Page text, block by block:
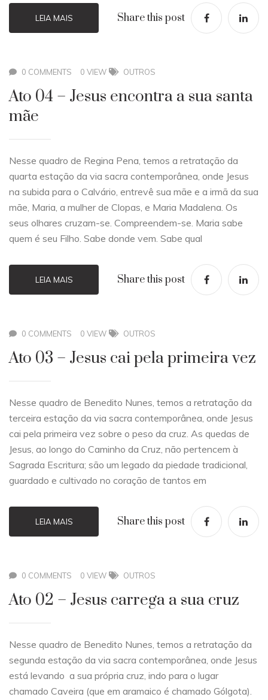
LEIA MAIS Share this post
0 COMMENTS 0 VIEW OUTROS
Ato 04 – Jesus encontra a sua santa
mãe
Nesse quadro de Regina Pena, temos a retratação da
quarta estação da via sacra contemporânea, onde Jesus
na subida para o Calvário, entrevê sua mãe e a irmã da sua
mãe, Maria, a mulher de Clopas, e Maria Madalena. Os
seus olhares cruzam-se. Compreendem-se. Maria sabe
quem é seu Filho. Sabe donde vem. Sabe qual
LEIA MAIS Share this post
0 COMMENTS 0 VIEW OUTROS
Ato 03 – Jesus cai pela primeira vez
Nesse quadro de Benedito Nunes, temos a retratação da
terceira estação da via sacra contemporânea, onde Jesus
cai pela primeira vez sobre o peso da cruz. As quedas de
Jesus, ao longo do Caminho da Cruz, não pertencem à
Sagrada Escritura; são um legado da piedade tradicional,
guardado e cultivado no coração de tantos em
LEIA MAIS Share this post
0 COMMENTS 0 VIEW OUTROS
Ato 02 – Jesus carrega a sua cruz
Nesse quadro de Benedito Nunes, temos a retratação da
segunda estação da via sacra contemporânea, onde Jesus
está levando a sua própria cruz, indo para o lugar
chamado Caveira (que em aramaico é chamado Gólgota).